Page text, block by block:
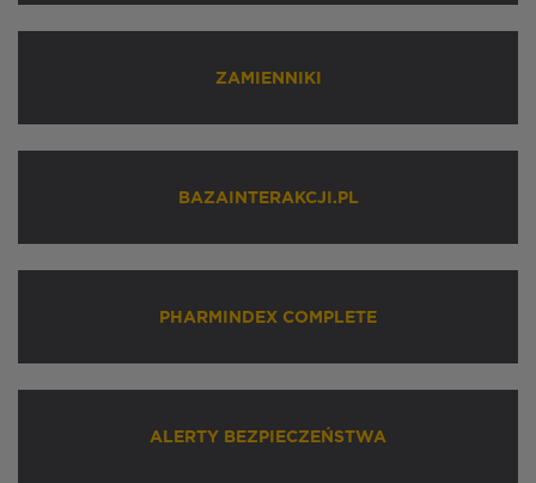
ZAMIENNIKI
BAZAINTERAKCJI.PL
PHARMINDEX COMPLETE
ALERTY BEZPIECZEŃSTWA